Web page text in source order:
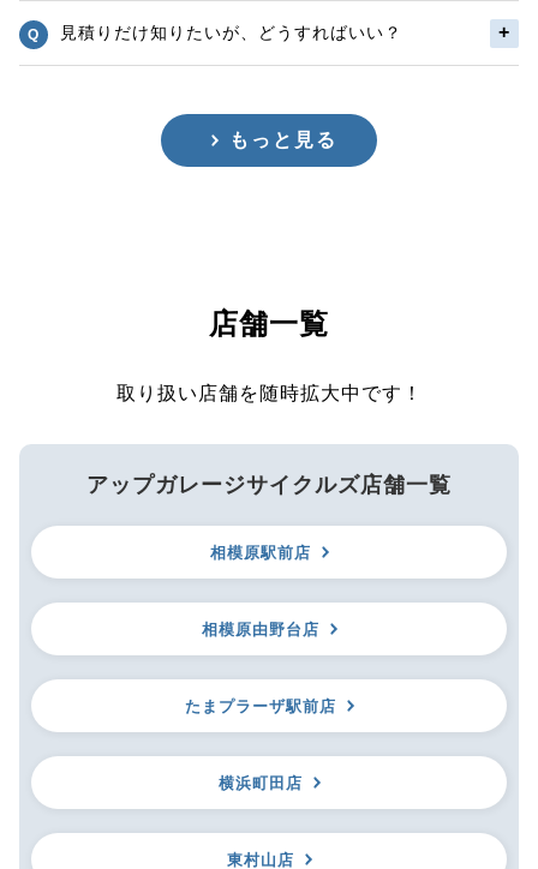
見積りだけ知りたいが、どうすればいい？
もっと見る
店舗一覧
取り扱い店舗を随時拡大中です！
アップガレージサイクルズ店舗一覧
相模原駅前店
相模原由野台店
たまプラーザ駅前店
横浜町田店
東村山店